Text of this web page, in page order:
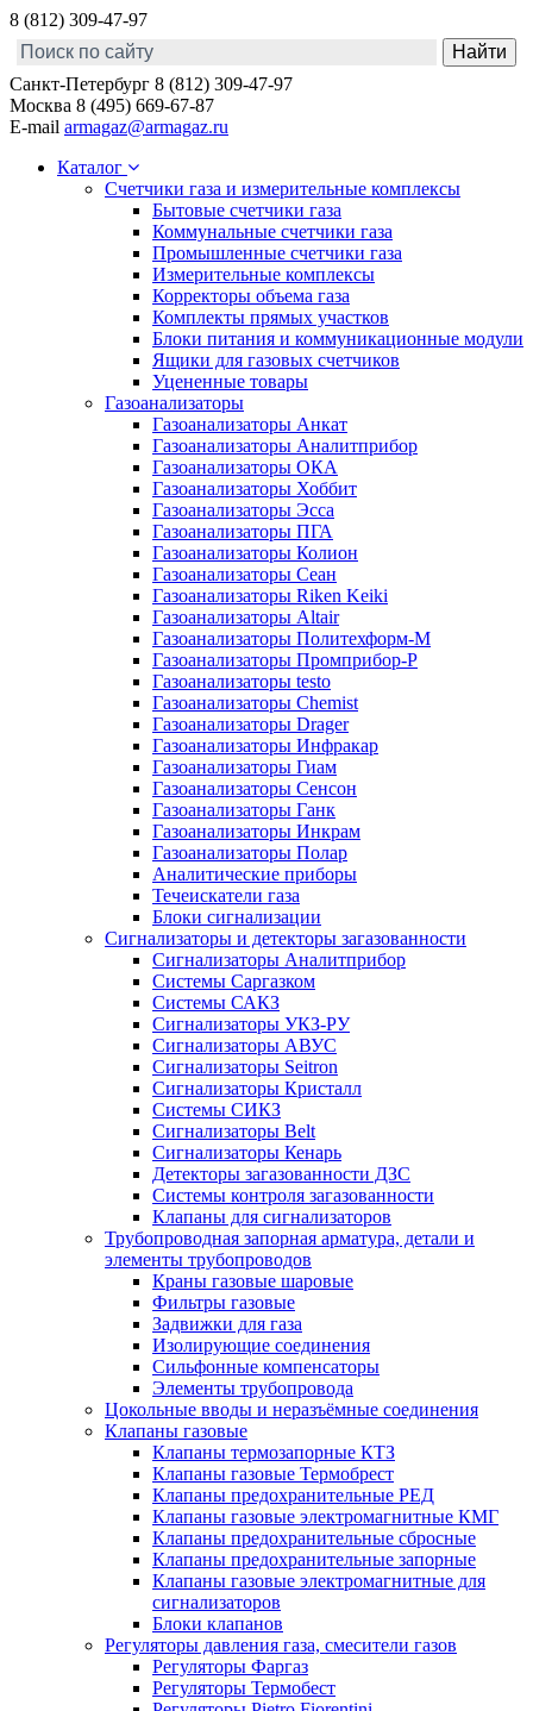
8 (812) 309-47-97
Санкт-Петербург 8 (812) 309-47-97
Москва 8 (495) 669-67-87
E-mail armagaz@armagaz.ru
Каталог
Счетчики газа и измерительные комплексы
Бытовые счетчики газа
Коммунальные счетчики газа
Промышленные счетчики газа
Измерительные комплексы
Корректоры объема газа
Комплекты прямых участков
Блоки питания и коммуникационные модули
Ящики для газовых счетчиков
Уцененные товары
Газоанализаторы
Газоанализаторы Анкат
Газоанализаторы Аналитприбор
Газоанализаторы ОКА
Газоанализаторы Хоббит
Газоанализаторы Эсса
Газоанализаторы ПГА
Газоанализаторы Колион
Газоанализаторы Сеан
Газоанализаторы Riken Keiki
Газоанализаторы Altair
Газоанализаторы Политехформ-М
Газоанализаторы Промприбор-Р
Газоанализаторы testo
Газоанализаторы Chemist
Газоанализаторы Drager
Газоанализаторы Инфракар
Газоанализаторы Гиам
Газоанализаторы Сенсон
Газоанализаторы Ганк
Газоанализаторы Инкрам
Газоанализаторы Полар
Аналитические приборы
Течеискатели газа
Блоки сигнализации
Сигнализаторы и детекторы загазованности
Сигнализаторы Аналитприбор
Системы Саргазком
Системы САКЗ
Сигнализаторы УКЗ-РУ
Сигнализаторы АВУС
Сигнализаторы Seitron
Сигнализаторы Кристалл
Системы СИКЗ
Сигнализаторы Belt
Сигнализаторы Кенарь
Детекторы загазованности ДЗС
Системы контроля загазованности
Клапаны для сигнализаторов
Трубопроводная запорная арматура, детали и
элементы трубопроводов
Краны газовые шаровые
Фильтры газовые
Задвижки для газа
Изолирующие соединения
Сильфонные компенсаторы
Элементы трубопровода
Цокольные вводы и неразъёмные соединения
Клапаны газовые
Клапаны термозапорные КТЗ
Клапаны газовые Термобрест
Клапаны предохранительные РЕД
Клапаны газовые электромагнитные КМГ
Клапаны предохранительные сбросные
Клапаны предохранительные запорные
Клапаны газовые электромагнитные для
сигнализаторов
Блоки клапанов
Регуляторы давления газа, смесители газов
Регуляторы Фаргаз
Регуляторы Термобест